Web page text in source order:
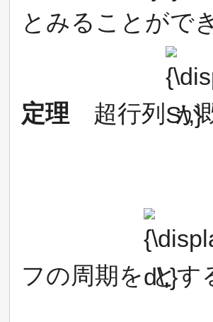
とみることがで
定理 超行列
S\,}
が
フの周期を とす